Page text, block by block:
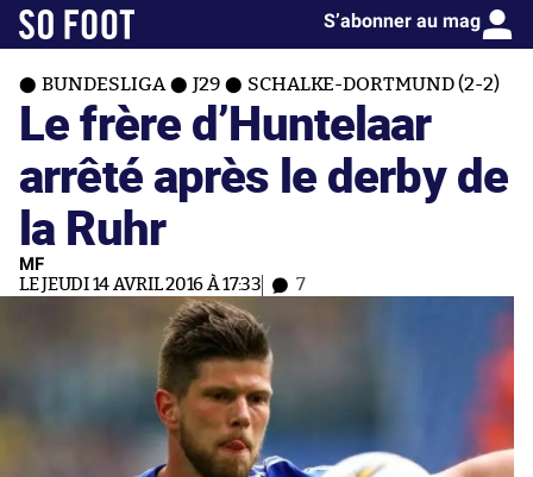
S’abonner au mag
BUNDESLIGA J29 SCHALKE-DORTMUND (2-2)
Le frère d’Huntelaar
arrêté après le derby de
la Ruhr
MF
LE JEUDI 14 AVRIL 2016 À 17:33 7